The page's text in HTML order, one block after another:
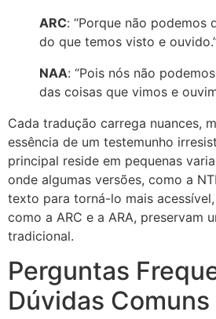
ARC: “Porque não podemos
do que temos visto e
NAA: “Pois nós não
das coisas que vimos e
Cada tradução carrega nuances,
essência de um testemunho
principal reside em pequenas
onde algumas versões, como a
texto para torná-lo mais
como a ARC e a ARA, preservam
tradicional.
Perguntas
Dúvidas Comuns